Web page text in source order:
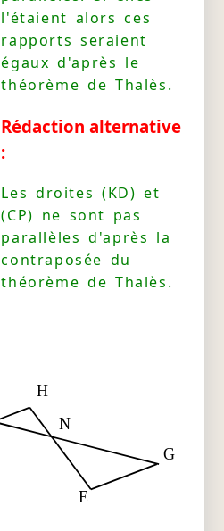
l'étaient alors ces
rapports seraient
égaux d'après le
théorème de Thalès.
Rédaction alternative
:
Les droites (KD) et
(CP) ne sont pas
parallèles d'après la
contraposée du
théorème de Thalès.
G
N
E
H